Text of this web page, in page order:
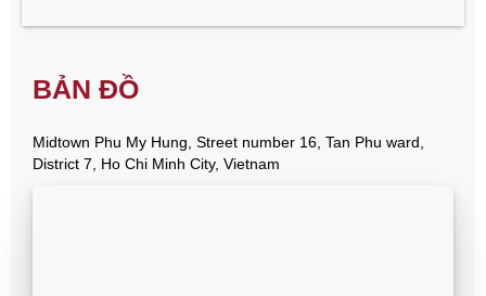
BẢN ĐỒ
Midtown Phu My Hung, Street number 16, Tan Phu ward,
District 7, Ho Chi Minh City, Vietnam